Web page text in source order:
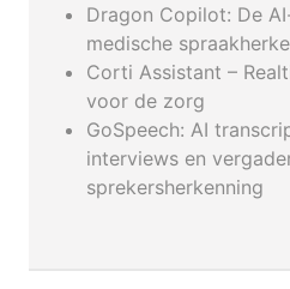
Dragon Copilot: De
medische
Corti Assistant –
voor de zorg
GoSpeech: AI
interviews en
sprekersherkenning